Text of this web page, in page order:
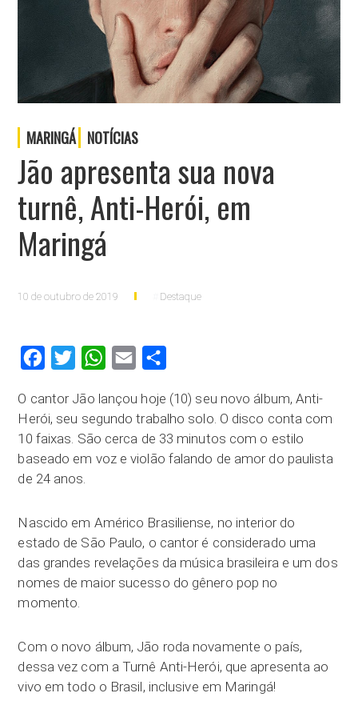
MARINGÁ NOTÍCIAS
Jão apresenta sua nova
turnê, Anti-Herói, em
Maringá
10 de outubro de 2019 Destaque
FacebookTwitter WhatsApp
Email
O cantor Jão lançou hoje (10) seu novo álbum, Anti-
Herói, seu segundo trabalho solo. O disco conta com
10 faixas. São cerca de 33 minutos com o estilo
baseado em voz e violão falando de amor do paulista
de 24 anos.
Nascido em Américo Brasiliense, no interior do
estado de São Paulo, o cantor é considerado uma
das grandes revelações da música brasileira e um dos
nomes de maior sucesso do gênero pop no
momento.
Com o novo álbum, Jão roda novamente o país,
dessa vez com a Turnê Anti-Herói, que apresenta ao
vivo em todo o Brasil, inclusive em Maringá!